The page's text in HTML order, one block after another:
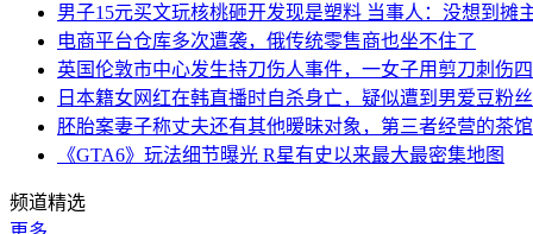
男子15元买文玩核桃砸开发现是塑料 当事人：没想到摊
电商平台仓库多次遭袭，俄传统零售商也坐不住了
英国伦敦市中心发生持刀伤人事件，一女子用剪刀刺伤
日本籍女网红在韩直播时自杀身亡，疑似遭到男爱豆粉
胚胎案妻子称丈夫还有其他暧昧对象，第三者经营的茶
《GTA6》玩法细节曝光 R星有史以来最大最密集地图
频道精选